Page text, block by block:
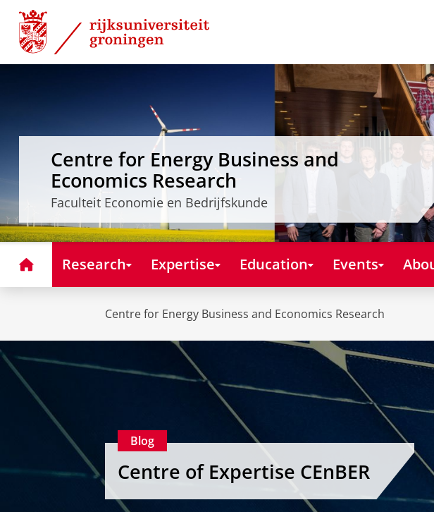
Skip
Content
Skip
Navigation
Centre for Energy Business and
Economics Research
Faculteit Economie en Bedrijfskunde
HomeResearch Expertise Education Events
Centre for Energy Business and Economics Research
Blog
Centre of Expertise CEnBER